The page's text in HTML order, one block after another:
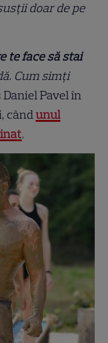
doar de pe
te face să stai
Cum simți
Daniel Pavel în
cândunul
.